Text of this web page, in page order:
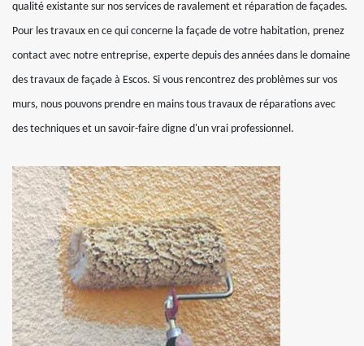
qualité existante sur nos services de ravalement et réparation de façades.
Pour les travaux en ce qui concerne la façade de votre habitation, prenez
contact avec notre entreprise, experte depuis des années dans le domaine
des travaux de façade à Escos. Si vous rencontrez des problèmes sur vos
murs, nous pouvons prendre en mains tous travaux de réparations avec
des techniques et un savoir-faire digne d'un vrai professionnel.